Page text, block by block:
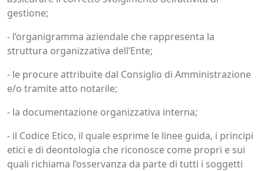
gestione;
- l’organigramma aziendale che rappresenta la
struttura organizzativa dell’Ente;
- le procure attribuite dal Consiglio di Amministrazione
e/o tramite atto notarile;
- la documentazione organizzativa interna;
- il Codice Etico, il quale esprime le linee guida, i principi
etici e di deontologia che riconosce come propri e sui
quali richiama l’osservanza da parte di tutti i soggetti